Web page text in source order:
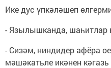
Ике дус үпкәләшеп
- Язылышканда, шаһитлар
- Сизәм, ниндидер афёра
мәшәкатьле икәнен